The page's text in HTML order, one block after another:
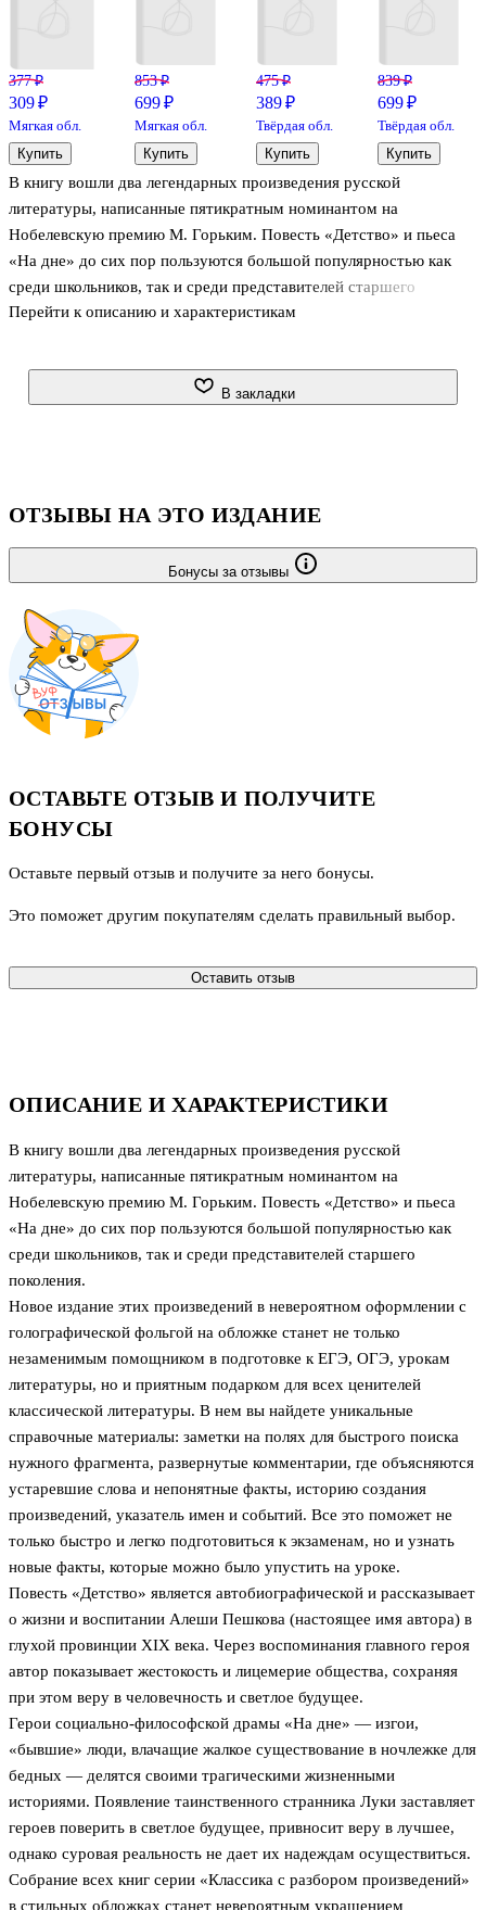
В книгу вошли два легендарных произведения русской
литературы, написанные пятикратным номинантом на
Нобелевскую премию М. Горьким. Повесть «Детство» и пьеса
«На дне» до сих пор пользуются большой популярностью как
среди школьников, так и среди представителей старшего
поколения.
незаменимым помощником в подготовке к ЕГЭ, ОГЭ, урокам
устаревшие слова и непон
Перейти к описанию и характеристикам
377 ₽
309 ₽
Мягкая обл.
Купить
853 ₽
699 ₽
Мягкая обл.
Купить
475 ₽
389 ₽
Твёрдая обл.
Купить
839 ₽
699 ₽
Твёрдая обл.
Купить
В закладки
ОПИСАНИЕ И ХАРАКТЕРИСТИКИ
В книгу вошли два легендарных произведения русской
литературы, написанные пятикратным номинантом на
Нобелевскую премию М. Горьким. Повесть «Детство» и пьеса
«На дне» до сих пор пользуются большой популярностью как
среди школьников, так и среди представителей старшего
поколения.
Новое издание этих произведений в невероятном оформлении с
голографической фольгой на обложке станет не только
незаменимым помощником в подготовке к ЕГЭ, ОГЭ, урокам
литературы, но и приятным подарком для всех ценителей
классической литературы. В нем вы найдете уникальные
справочные материалы: заметки на полях для быстрого поиска
нужного фрагмента, развернутые комментарии, где объясняются
устаревшие слова и непонятные факты, историю создания
произведений, указатель имен и событий. Все это поможет не
только быстро и легко подготовиться к экзаменам, но и узнать
новые факты, которые можно было упустить на уроке.
Повесть «Детство» является автобиографической и рассказывает
о жизни и воспитании Алеши Пешкова (настоящее имя автора) в
глухой провинции XIX века. Через воспоминания главного героя
автор показывает жестокость и лицемерие общества, сохраняя
при этом веру в человечность и светлое будущее.
Герои социально-философской драмы «На дне» — изгои,
«бывшие» люди, влачащие жалкое существование в ночлежке для
бедных — делятся своими трагическими жизненными
историями. Появление таинственного странника Луки заставляет
героев поверить в светлое будущее, привносит веру в лучшее,
однако суровая реальность не дает их надеждам осуществиться.
Собрание всех книг серии «Классика с разбором произведений»
в стильных обложках станет невероятным украшением
ОТЗЫВЫ НА ЭТО ИЗДАНИЕ
Бонусы за отзывы
ОСТАВЬТЕ ОТЗЫВ И ПОЛУЧИТЕ
БОНУСЫ
Оставьте первый отзыв и получите за него бонусы.
Это поможет другим покупателям сделать правильный выбор.
Оставить отзыв